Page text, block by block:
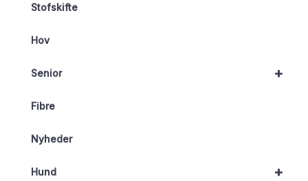
Stofskifte
Hov
+
Senior
Fibre
Nyheder
+
Hund